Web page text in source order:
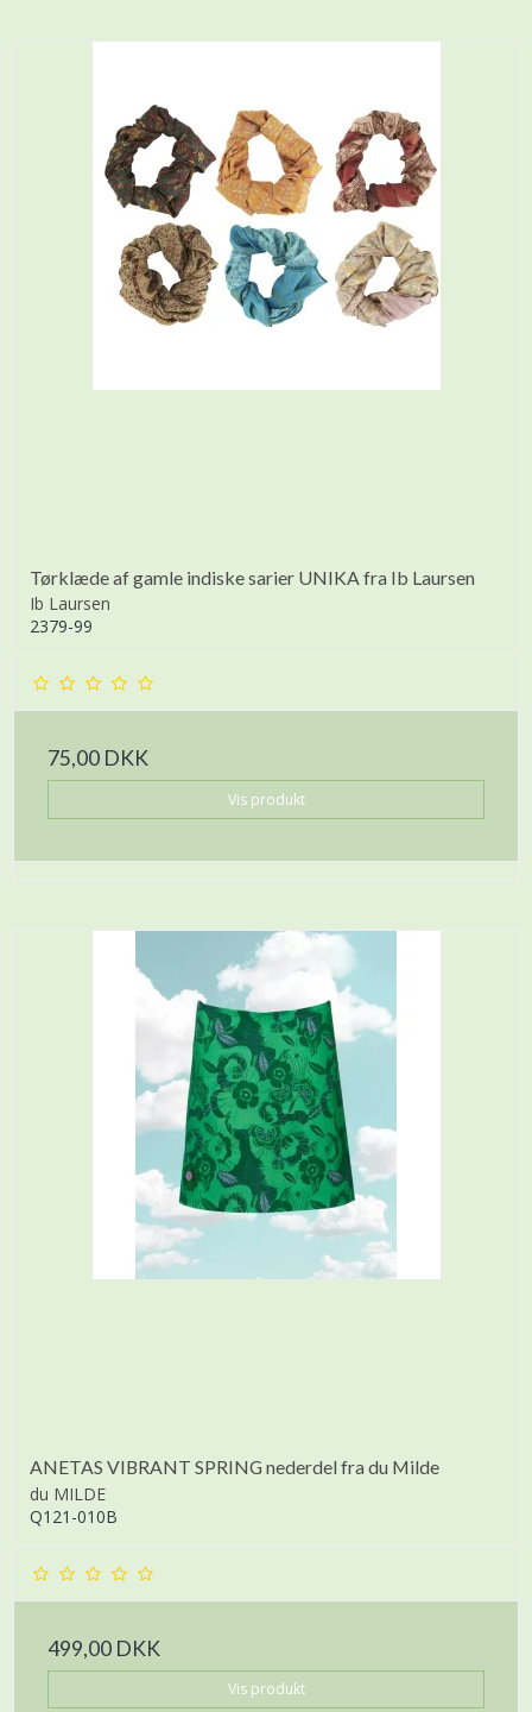
Tørklæde af gamle indiske sarier UNIKA fra Ib Laursen
Ib Laursen
2379-99
75,00 DKK
Vis produkt
ANETAS VIBRANT SPRING nederdel fra du Milde
du MILDE
Q121-010B
499,00 DKK
Vis produkt